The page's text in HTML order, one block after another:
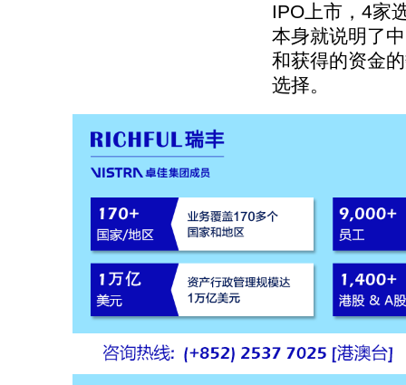
IPO上市，4家
本身就说明了
和获得的资金
选择。